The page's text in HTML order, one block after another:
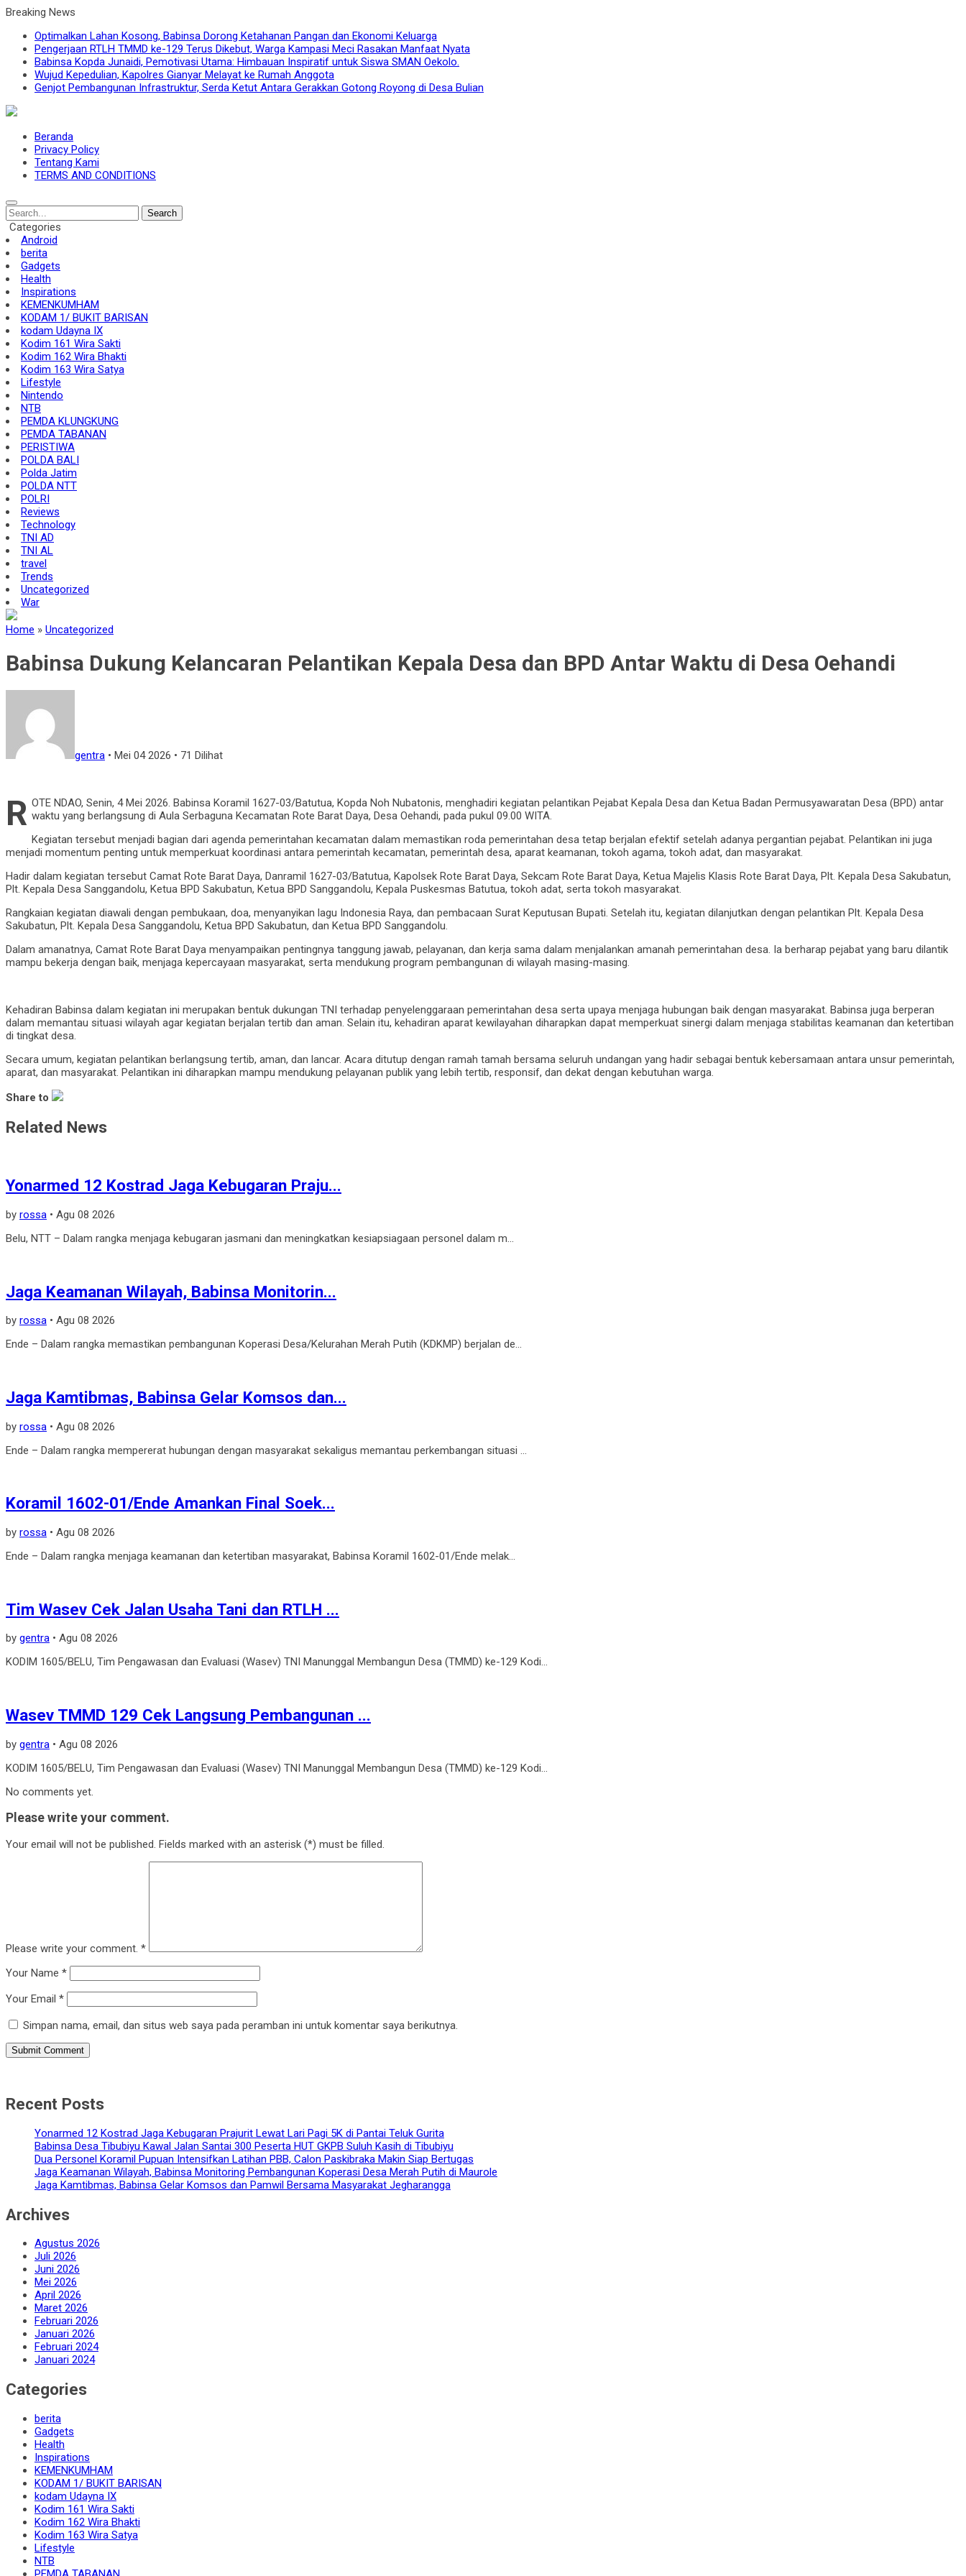
Breaking News
Optimalkan Lahan Kosong, Babinsa Dorong Ketahanan Pangan dan Ekonomi Keluarga
Pengerjaan RTLH TMMD ke-129 Terus Dikebut, Warga Kampasi Meci Rasakan Manfaat Nyata
Babinsa Kopda Junaidi, Pemotivasi Utama: Himbauan Inspiratif untuk Siswa SMAN Oekolo.
Wujud Kepedulian, Kapolres Gianyar Melayat ke Rumah Anggota
Genjot Pembangunan Infrastruktur, Serda Ketut Antara Gerakkan Gotong Royong di Desa Bulian
Beranda
Privacy Policy
Tentang Kami
TERMS AND CONDITIONS
Search
Categories
Android
berita
Gadgets
Health
Inspirations
KEMENKUMHAM
KODAM 1/ BUKIT BARISAN
kodam Udayna IX
Kodim 161 Wira Sakti
Kodim 162 Wira Bhakti
Kodim 163 Wira Satya
Lifestyle
Nintendo
NTB
PEMDA KLUNGKUNG
PEMDA TABANAN
PERISTIWA
POLDA BALI
Polda Jatim
POLDA NTT
POLRI
Reviews
Technology
TNI AD
TNI AL
travel
Trends
Uncategorized
War
Home » Uncategorized
Babinsa Dukung Kelancaran Pelantikan Kepala Desa dan BPD Antar Waktu di Desa Oehandi
gentra • Mei 04 2026 • 71 Dilihat
R OTE NDAO, Senin, 4 Mei 2026. Babinsa Koramil 1627-03/Batutua, Kopda Noh Nubatonis, menghadiri kegiatan pelantikan Pejabat Kepala Desa dan Ketua Badan Permusyawaratan Desa (BPD) antar
waktu yang berlangsung di Aula Serbaguna Kecamatan Rote Barat Daya, Desa Oehandi, pada pukul 09.00 WITA.
Kegiatan tersebut menjadi bagian dari agenda pemerintahan kecamatan dalam memastikan roda pemerintahan desa tetap berjalan efektif setelah adanya pergantian pejabat. Pelantikan ini juga
menjadi momentum penting untuk memperkuat koordinasi antara pemerintah kecamatan, pemerintah desa, aparat keamanan, tokoh agama, tokoh adat, dan masyarakat.
Hadir dalam kegiatan tersebut Camat Rote Barat Daya, Danramil 1627-03/Batutua, Kapolsek Rote Barat Daya, Sekcam Rote Barat Daya, Ketua Majelis Klasis Rote Barat Daya, Plt. Kepala Desa Sakubatun,
Plt. Kepala Desa Sanggandolu, Ketua BPD Sakubatun, Ketua BPD Sanggandolu, Kepala Puskesmas Batutua, tokoh adat, serta tokoh masyarakat.
Rangkaian kegiatan diawali dengan pembukaan, doa, menyanyikan lagu Indonesia Raya, dan pembacaan Surat Keputusan Bupati. Setelah itu, kegiatan dilanjutkan dengan pelantikan Plt. Kepala Desa
Sakubatun, Plt. Kepala Desa Sanggandolu, Ketua BPD Sakubatun, dan Ketua BPD Sanggandolu.
Dalam amanatnya, Camat Rote Barat Daya menyampaikan pentingnya tanggung jawab, pelayanan, dan kerja sama dalam menjalankan amanah pemerintahan desa. Ia berharap pejabat yang baru dilantik
mampu bekerja dengan baik, menjaga kepercayaan masyarakat, serta mendukung program pembangunan di wilayah masing-masing.
Kehadiran Babinsa dalam kegiatan ini merupakan bentuk dukungan TNI terhadap penyelenggaraan pemerintahan desa serta upaya menjaga hubungan baik dengan masyarakat. Babinsa juga berperan
dalam memantau situasi wilayah agar kegiatan berjalan tertib dan aman. Selain itu, kehadiran aparat kewilayahan diharapkan dapat memperkuat sinergi dalam menjaga stabilitas keamanan dan ketertiban
di tingkat desa.
Secara umum, kegiatan pelantikan berlangsung tertib, aman, dan lancar. Acara ditutup dengan ramah tamah bersama seluruh undangan yang hadir sebagai bentuk kebersamaan antara unsur pemerintah,
aparat, dan masyarakat. Pelantikan ini diharapkan mampu mendukung pelayanan publik yang lebih tertib, responsif, dan dekat dengan kebutuhan warga.
Share to
Related News
Yonarmed 12 Kostrad Jaga Kebugaran Praju...
by rossa • Agu 08 2026
Belu, NTT – Dalam rangka menjaga kebugaran jasmani dan meningkatkan kesiapsiagaan personel dalam m...
Jaga Keamanan Wilayah, Babinsa Monitorin...
by rossa • Agu 08 2026
Ende – Dalam rangka memastikan pembangunan Koperasi Desa/Kelurahan Merah Putih (KDKMP) berjalan de...
Jaga Kamtibmas, Babinsa Gelar Komsos dan...
by rossa • Agu 08 2026
Ende – Dalam rangka mempererat hubungan dengan masyarakat sekaligus memantau perkembangan situasi ...
Koramil 1602-01/Ende Amankan Final Soek...
by rossa • Agu 08 2026
Ende – Dalam rangka menjaga keamanan dan ketertiban masyarakat, Babinsa Koramil 1602-01/Ende melak...
Tim Wasev Cek Jalan Usaha Tani dan RTLH ...
by gentra • Agu 08 2026
KODIM 1605/BELU, Tim Pengawasan dan Evaluasi (Wasev) TNI Manunggal Membangun Desa (TMMD) ke-129 Kodi...
Wasev TMMD 129 Cek Langsung Pembangunan ...
by gentra • Agu 08 2026
KODIM 1605/BELU, Tim Pengawasan dan Evaluasi (Wasev) TNI Manunggal Membangun Desa (TMMD) ke-129 Kodi...
No comments yet.
Please write your comment.
Your email will not be published. Fields marked with an asterisk (*) must be filled.
Please write your comment. *
Your Name *
Your Email *
Simpan nama, email, dan situs web saya pada peramban ini untuk komentar saya berikutnya.
Recent Posts
Yonarmed 12 Kostrad Jaga Kebugaran Prajurit Lewat Lari Pagi 5K di Pantai Teluk Gurita
Babinsa Desa Tibubiyu Kawal Jalan Santai 300 Peserta HUT GKPB Suluh Kasih di Tibubiyu
Dua Personel Koramil Pupuan Intensifkan Latihan PBB, Calon Paskibraka Makin Siap Bertugas
Jaga Keamanan Wilayah, Babinsa Monitoring Pembangunan Koperasi Desa Merah Putih di Maurole
Jaga Kamtibmas, Babinsa Gelar Komsos dan Pamwil Bersama Masyarakat Jegharangga
Archives
Agustus 2026
Juli 2026
Juni 2026
Mei 2026
April 2026
Maret 2026
Februari 2026
Januari 2026
Februari 2024
Januari 2024
Categories
berita
Gadgets
Health
Inspirations
KEMENKUMHAM
KODAM 1/ BUKIT BARISAN
kodam Udayna IX
Kodim 161 Wira Sakti
Kodim 162 Wira Bhakti
Kodim 163 Wira Satya
Lifestyle
NTB